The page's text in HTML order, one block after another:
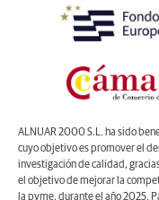
ALNUAR 2000 S.L. ha sido
cuyo objetivo es promover el
investigación de calidad,
el objetivo de mejorar la
la pyme, durante el año 2025.